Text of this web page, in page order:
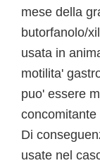
mese della
butorfanolo/
usata in
motilita'
puo' essere
Di
usate nel